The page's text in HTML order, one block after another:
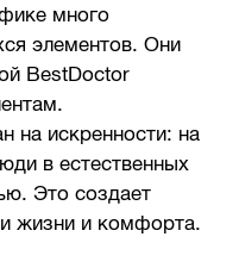
много
элементов. Они
BestDoctor
на искренности: на
в естественных
Это создает
жизни и комфорта.